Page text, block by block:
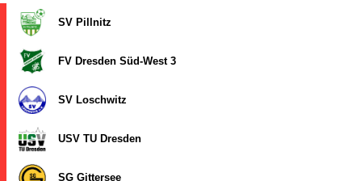
SV Pillnitz
FV Dresden Süd-West 3
SV Loschwitz
USV TU Dresden
SG Gittersee